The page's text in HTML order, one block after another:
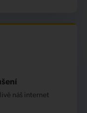
náš internet